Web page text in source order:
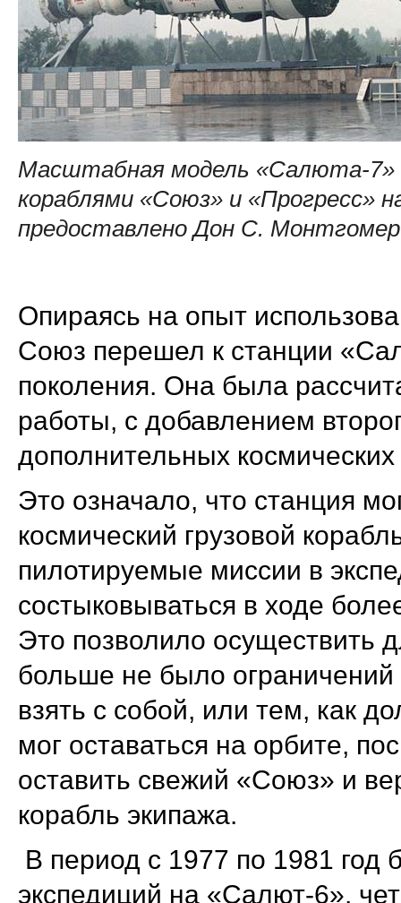
Масштабная модель «Салюта-7»
кораблями «Союз» и «Прогресс»
предоставлено Дон С.
Опираясь на опыт
Союз перешел к станции
поколения. Она была
работы, с добавлением
дополнительных
Это означало, что станция
космический грузовой
пилотируемые миссии в
состыковываться в ходе
Это позволило осуществить
больше не было ограничений
взять с собой, или тем, как
мог оставаться на орбите,
оставить свежий «Союз» и
корабль экипажа.
В период с 1977 по 1981
экспедиций на «Салют-6»,